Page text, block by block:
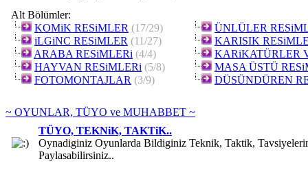
Alt Bölümler:
KOMiK RESiMLER (17/29)
iLGiNC RESiMLER (11/27)
ARABA RESiMLERi (4/4)
HAYVAN RESiMLERi (5/8)
FOTOMONTAJLAR (3/9)
ÜNLÜLER
KARISIK
KARiKATÜRLER
MASA ÜSTÜ
DÜSÜNDÜREN
~ OYUNLAR, TÜYO ve MUHABBET ~
TÜYO, TEKNiK, TAKTiK..
Oynadiginiz Oyunlarda Bildiginiz Teknik, Taktik,
Paylasabilirsiniz..